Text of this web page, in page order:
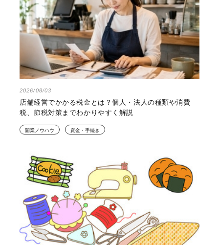
2026/08/03
店舗経営でかかる税金とは？個人・法人の種類や消費
税、節税対策までわかりやすく解説
開業ノウハウ 資金・手続き